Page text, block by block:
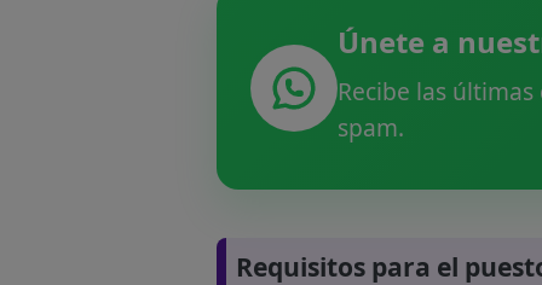
Únete a
Recibe las
spam.
Requisitos para el